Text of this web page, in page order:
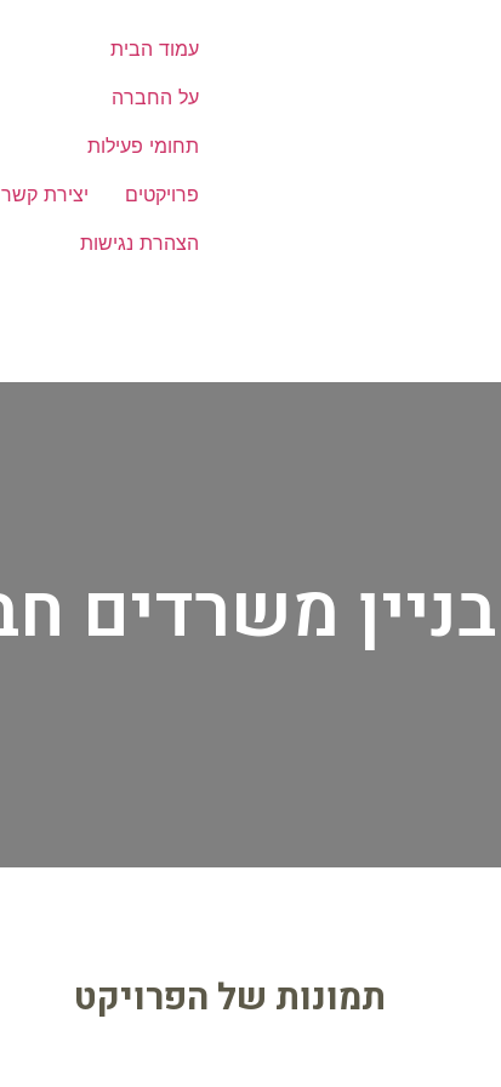
עמוד הבית
על החברה
תחומי פעילות
פרויקטים
יצירת קשר
הצהרת נגישות
תמונות של הפרויקט